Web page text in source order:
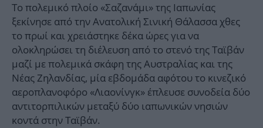
Το πολεμικό πλοίο «Σαζανάμι» της Ιαπωνίας
ξεκίνησε από την Ανατολική Σινική Θάλασσα χθες
το πρωί και χρειάστηκε δέκα ώρες για να
ολοκληρώσει τη διέλευση από το στενό της Ταϊβάν
μαζί με πολεμικά σκάφη της Αυστραλίας και της
Νέας Ζηλανδίας, μία εβδομάδα αφότου το κινεζικό
αεροπλανοφόρο «Λιαονίνγκ» έπλευσε συνοδεία δύο
αντιτορπιλικών μεταξύ δύο ιαπωνικών νησιών
κοντά στην Ταϊβάν.